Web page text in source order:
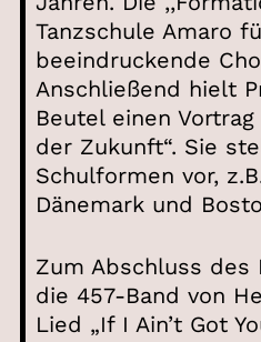
Tanzschule Amaro
beeindruckende
Anschließend hielt
Beutel einen
der Zukunft“. Sie
Schulformen vor,
Dänemark und
Zum Abschluss
die 457-Band von
Lied „If I Ain’t Got